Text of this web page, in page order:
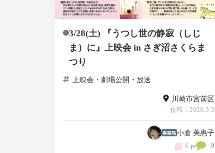
3/28(土) 『うつし世の静寂（しじ
ま）に』上映会 in さぎ沼さくらま
つり
上映会・劇場公開・放送
川崎市宮前区
投稿：2026.3.3
小倉 美惠子
0 pt 0